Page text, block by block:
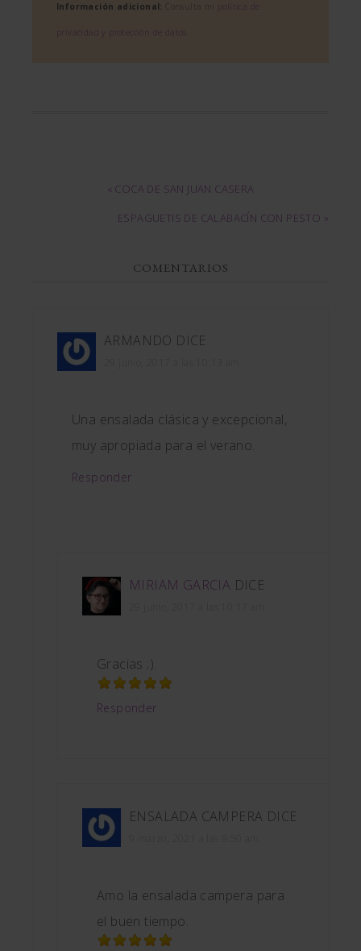
Información adicional: Consulta mi política de
privacidad y protección de datos
« COCA DE SAN JUAN CASERA
ESPAGUETIS DE CALABACÍN CON PESTO »
COMENTARIOS
ARMANDO DICE
Una ensalada clásica y excepcional,
muy apropiada para el verano.
Responder
MIRIAM GARCIA DICE
Gracias ;).
Responder
ENSALADA CAMPERA DICE
Amo la ensalada campera para
el buen tiempo.